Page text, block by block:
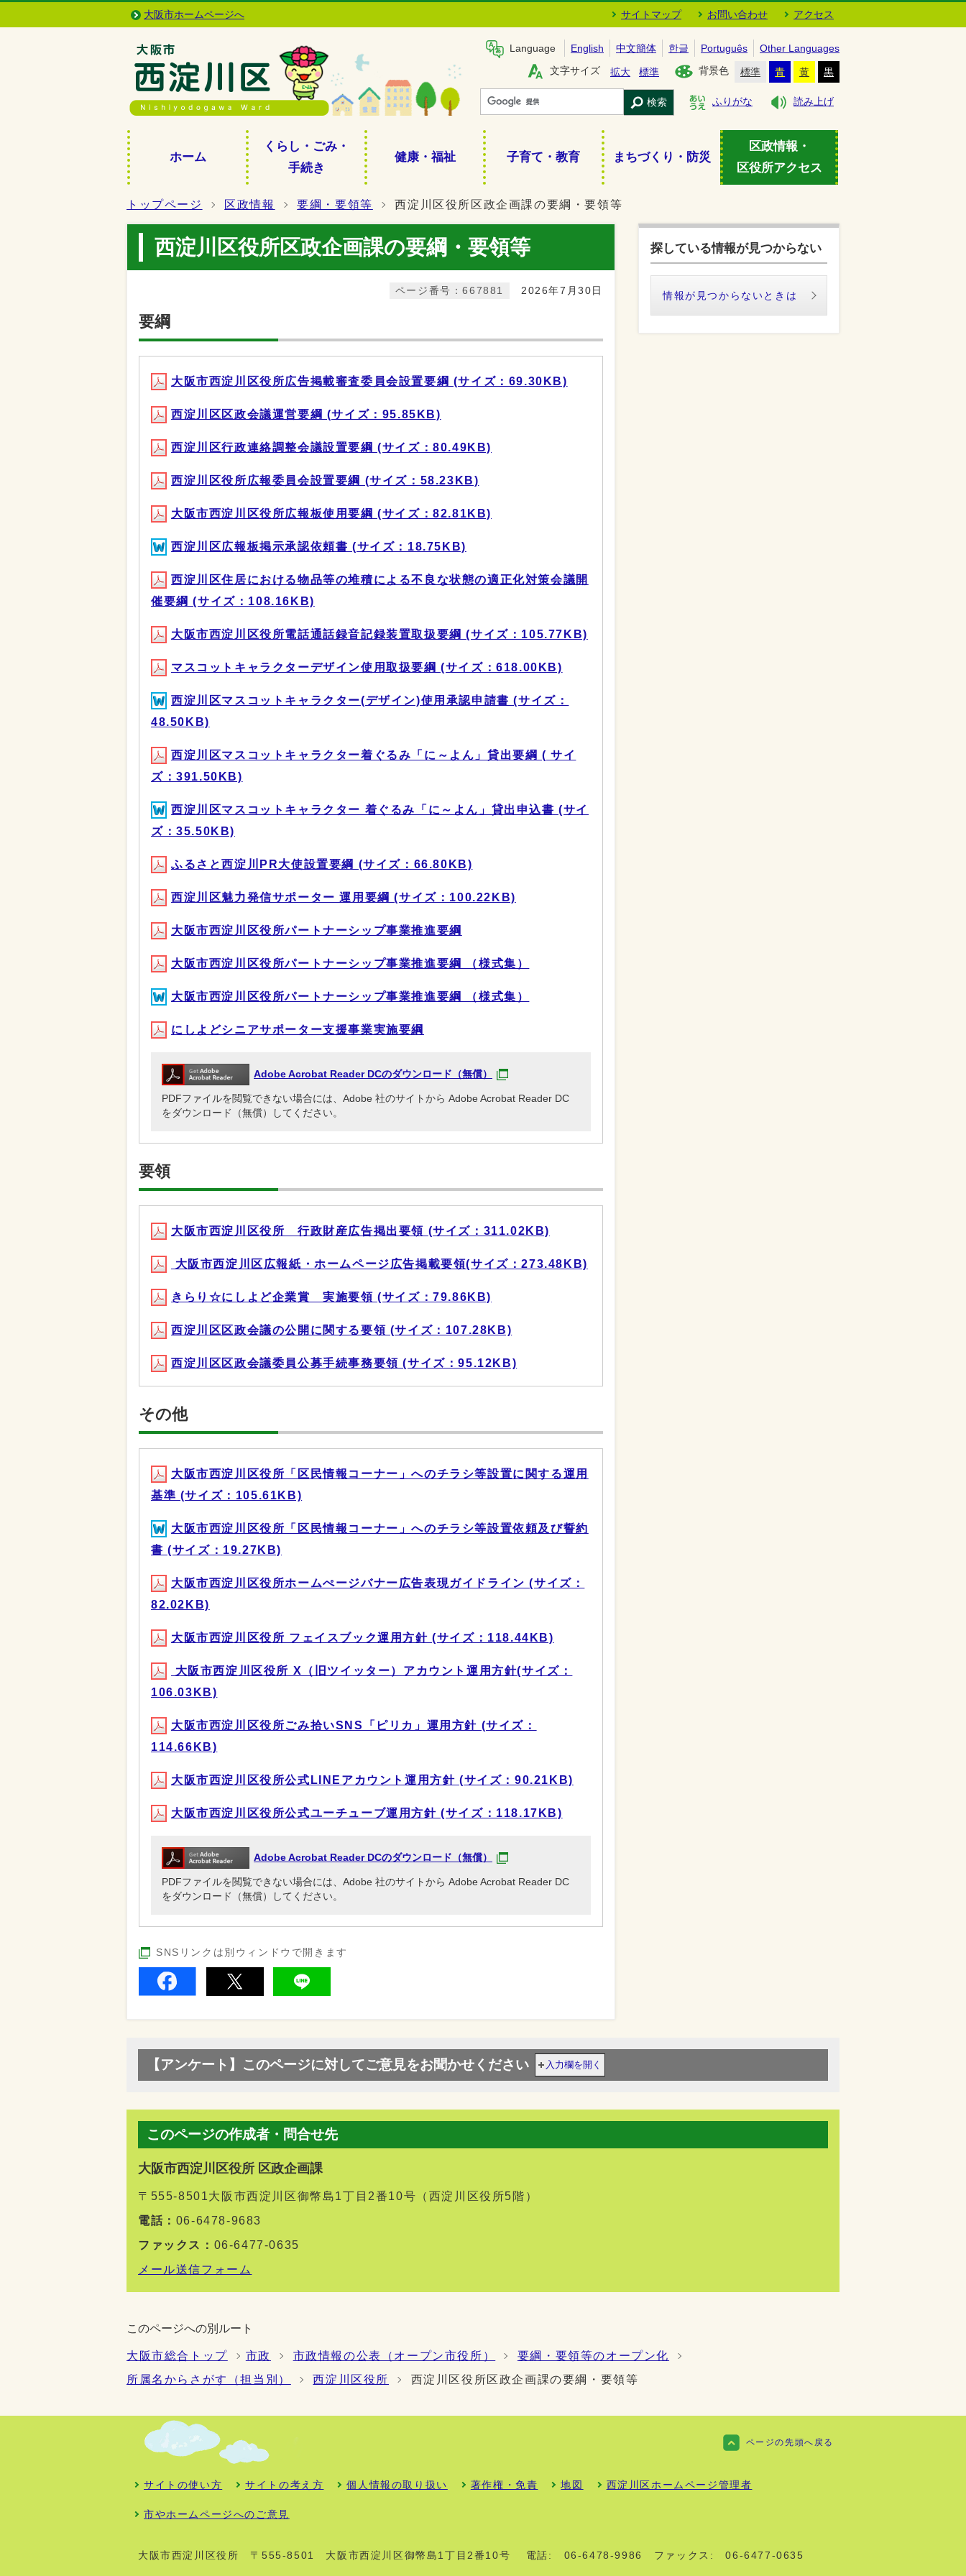
大阪市ホームページへ サイトマップ お問い合わせ アクセス
Language English 中文簡体 한글 Português
Other Languages
文字サイズ
拡大 標準 背景色 標準 青 黄 黒
検索 ふりがな 読み上げ
ホーム
くらし・ごみ・
手続き
健康・福祉 子育て・教育 まちづくり・防災
区政情報・
区役所アクセス
トップページ 区政情報 要綱・要領等 西淀川区役所区政企画課の要綱・要領等
西淀川区役所区政企画課の要綱・要領等
2026年7月30日
ページ番号：667881
要綱
大阪市西淀川区役所広告掲載審査委員会設置要綱 (サイズ：69.30KB)
西淀川区区政会議運営要綱 (サイズ：95.85KB)
西淀川区行政連絡調整会議設置要綱 (サイズ：80.49KB)
西淀川区役所広報委員会設置要綱 (サイズ：58.23KB)
大阪市西淀川区役所広報板使用要綱 (サイズ：82.81KB)
西淀川区広報板掲示承認依頼書 (サイズ：18.75KB)
西淀川区住居における物品等の堆積による不良な状態の適正化対策会議開
催要綱 (サイズ：108.16KB)
大阪市西淀川区役所電話通話録音記録装置取扱要綱 (サイズ：105.77KB)
マスコットキャラクターデザイン使用取扱要綱 (サイズ：618.00KB)
西淀川区マスコットキャラクター(デザイン)使用承認申請書 (サイズ：
48.50KB)
西淀川区マスコットキャラクター着ぐるみ「に～よん」貸出要綱 ( サイ
ズ：391.50KB)
西淀川区マスコットキャラクター 着ぐるみ「に～よん」貸出申込書 (サイ
ズ：35.50KB)
ふるさと西淀川PR大使設置要綱 (サイズ：66.80KB)
西淀川区魅力発信サポーター 運用要綱 (サイズ：100.22KB)
大阪市西淀川区役所パートナーシップ事業推進要綱
大阪市西淀川区役所パートナーシップ事業推進要綱 （様式集）
大阪市西淀川区役所パートナーシップ事業推進要綱 （様式集）
にしよどシニアサポーター支援事業実施要綱
Adobe Acrobat Reader DCのダウンロード（無償）
PDFファイルを閲覧できない場合には、Adobe 社のサイトから Adobe Acrobat Reader DC
をダウンロード（無償）してください。
要領
大阪市西淀川区役所 行政財産広告掲出要領 (サイズ：311.02KB)
大阪市西淀川区広報紙・ホームページ広告掲載要領(サイズ：273.48KB)
きらり☆にしよど企業賞 実施要領 (サイズ：79.86KB)
西淀川区区政会議の公開に関する要領 (サイズ：107.28KB)
西淀川区区政会議委員公募手続事務要領 (サイズ：95.12KB)
その他
大阪市西淀川区役所「区民情報コーナー」へのチラシ等設置に関する運用
基準 (サイズ：105.61KB)
大阪市西淀川区役所「区民情報コーナー」へのチラシ等設置依頼及び誓約
書 (サイズ：19.27KB)
大阪市西淀川区役所ホームぺージバナー広告表現ガイドライン (サイズ：
82.02KB)
大阪市西淀川区役所 フェイスブック運用方針 (サイズ：118.44KB)
大阪市西淀川区役所 X（旧ツイッター）アカウント運用方針(サイズ：
106.03KB)
大阪市西淀川区役所ごみ拾いSNS「ピリカ」運用方針 (サイズ：
114.66KB)
大阪市西淀川区役所公式LINEアカウント運用方針 (サイズ：90.21KB)
大阪市西淀川区役所公式ユーチューブ運用方針 (サイズ：118.17KB)
Adobe Acrobat Reader DCのダウンロード（無償）
PDFファイルを閲覧できない場合には、Adobe 社のサイトから Adobe Acrobat Reader DC
をダウンロード（無償）してください。
SNSリンクは別ウィンドウで開きます
探している情報が見つからない
情報が見つからないときは
【アンケート】このページに対してご意見をお聞かせください 入力欄を開く
このページの作成者・問合せ先
大阪市西淀川区役所 区政企画課
〒555-8501大阪市西淀川区御幣島1丁目2番10号（西淀川区役所5階）
電話： 06-6478-9683
ファックス： 06-6477-0635
メール送信フォーム
このページへの別ルート
大阪市総合トップ 市政 市政情報の公表（オープン市役所）
要綱・要領等のオープン化
所属名からさがす（担当別）
西淀川区役所 西淀川区役所区政企画課の要綱・要領等
ページの先頭へ戻る
サイトの使い方 サイトの考え方 個人情報の取り扱い 著作権・免責 地図 西淀川区ホームページ管理者
市やホームページへのご意見
大阪市西淀川区役所 〒555-8501 大阪市西淀川区御幣島1丁目2番10号 電話: 06-6478-9986 ファックス: 06-6477-0635